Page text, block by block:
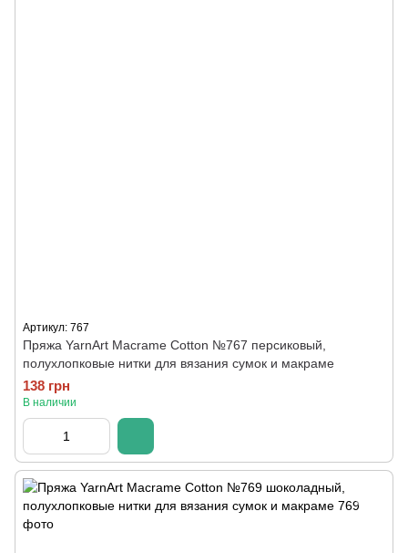
Артикул: 767
Пряжа YarnArt Macrame Cotton №767 персиковый,
полухлопковые нитки для вязания сумок и макраме
138 грн
В наличии